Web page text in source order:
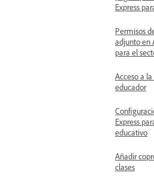
Express
Permisos
adjunto en
para el
Acceso a
educador
Express
educativo
Añadir
clases